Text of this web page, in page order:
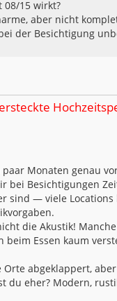
08/15 wirkt?
aber nicht
der Besichtigung
Monaten genau
bei Besichtigungen
sind — viele Locations
die Akustik!
beim Essen kaum
abgeklappert,
du eher? Modern,